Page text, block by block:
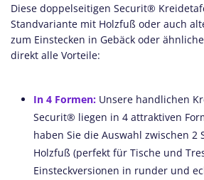
Diese doppelseitigen Securit®
Standvariante mit Holzfuß oder auch
zum Einstecken in Gebäck oder
direkt alle Vorteile:
In 4 Formen: Unsere handlichen
Securit® liegen in 4 attraktiven
haben Sie die Auswahl zwischen 2
Holzfuß (perfekt für Tische und
Einsteckversionen in runder und